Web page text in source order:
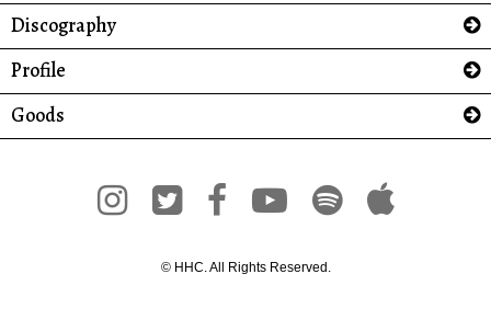
Discography
Profile
Goods
© HHC. All Rights Reserved.